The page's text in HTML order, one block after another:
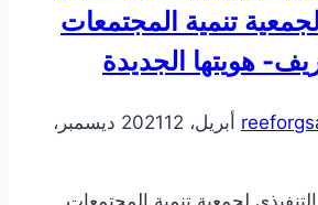
لجمعية تنمية المجتمعات
ريف- هويتها الجديدة
12 ديسمبر،